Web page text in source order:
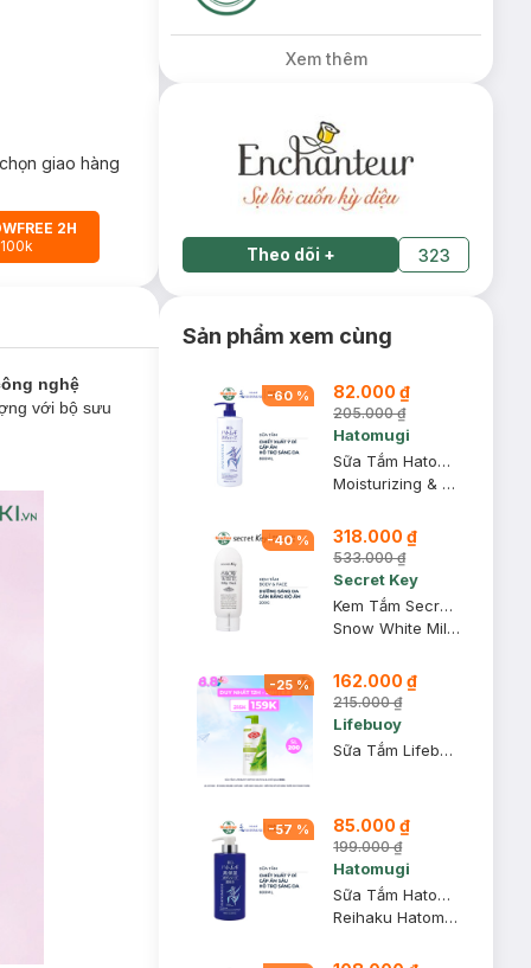
giao hàng
2H
nghệ
với bộ sưu
Xem thêm
Theo dõi + 323
Sản phẩm xem cùng
-60 % 82.000 ₫
205.000 ₫
Hatomugi
Sữa Tắm Hatomugi Dưỡng Ẩm Chiết Xuất Ý Dĩ 800ml
Moisturizing & Washing The Body Soap
-40% 318.000 ₫
533.000 ₫
Secret Key
Kem Tắm Secret Key Dưỡng Sáng Da Mặt Và Cơ Thể 200g
Snow White Milky Pack
-25% 162.000 ₫
215.000 ₫
Lifebuoy
Sữa Tắm Lifebuoy Detox Matcha & Khổ Qua 800g
-57 % 85.000 ₫
199.000 ₫
Hatomugi
Sữa Tắm Hatomugi Cấp Ẩm Sâu, Hỗ Trợ Sáng Da 600ml
Reihaku Hatomugi High Moisturizing Body Soap